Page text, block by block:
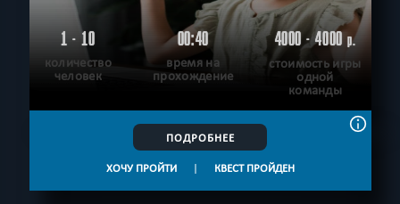
1 - 10
количество
человек
00:40
время на
прохождение
4000 - 4000р.
стоимость игры
одной
команды
ПОДРОБНЕЕ
ХОЧУ ПРОЙТИ | КВЕСТ ПРОЙДЕН